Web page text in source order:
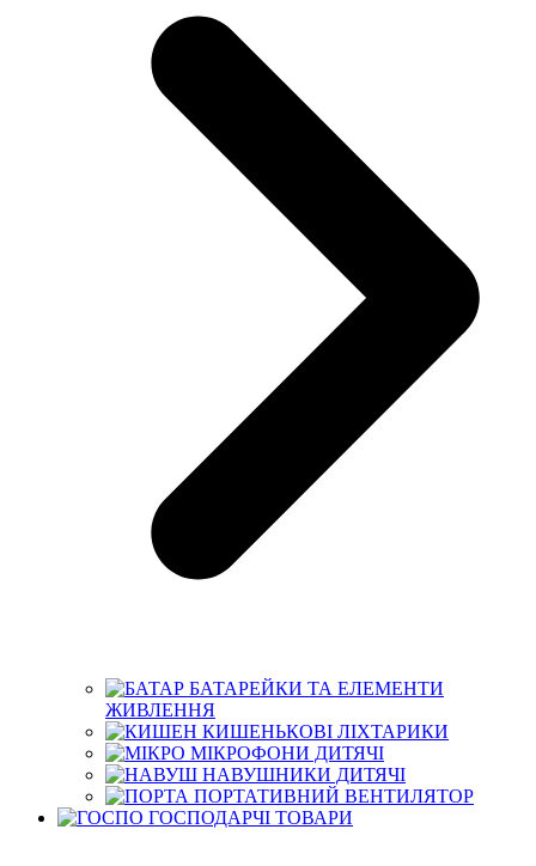
БАТАРЕЙКИ ТА ЕЛЕМЕНТИ
ЖИВЛЕННЯ
КИШЕНЬКОВІ ЛІХТАРИКИ
МІКРОФОНИ ДИТЯЧІ
НАВУШНИКИ ДИТЯЧІ
ПОРТАТИВНИЙ ВЕНТИЛЯТОР
ГОСПОДАРЧІ ТОВАРИ